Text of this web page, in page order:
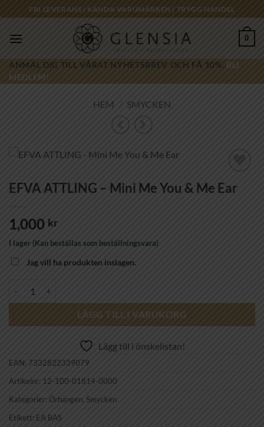
to
content
FRI LEVERANS | KÄNDA VARUMÄRKEN | TRYGG HANDEL
0
ANMÄL DIG TILL VÅRAT NYHETSBREV OCH FÅ 10%. BLI
MEDLEM!
HEM / SMYCKEN
Lägg till i
önskelistan!
EFVA ATTLING – Mini Me You & Me Ear
1,000 kr
I lager (Kan beställas som beställningsvara)
Jag vill ha produkten inslagen.
LÄGG TILL I VARUKORG
Lägg till i önskelistan!
EAN: 7332822339079
Artikelnr: 12-100-01814-0000
Kategorier: Örhängen, Smycken
Etikett: EA BAS